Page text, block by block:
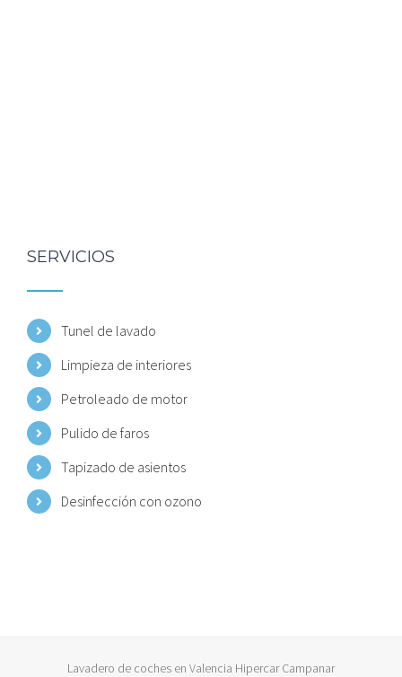
SERVICIOS
Tunel de lavado
Limpieza de interiores
Petroleado de motor
Pulido de faros
Tapizado de asientos
Desinfección con ozono
Lavadero de coches en Valencia Hipercar Campanar